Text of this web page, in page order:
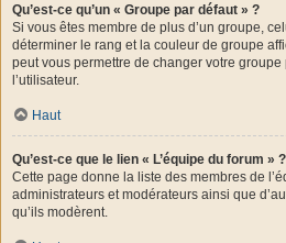
Qu’est-ce qu’un « Groupe par défaut » ?
Si vous êtes membre de plus d’un groupe,
déterminer le rang et la couleur de groupe
peut vous permettre de changer votre
l’utilisateur.
Haut
Qu’est-ce que le lien « L’équipe du forum » ?
Cette page donne la liste des membres de
administrateurs et modérateurs ainsi que
qu’ils modèrent.